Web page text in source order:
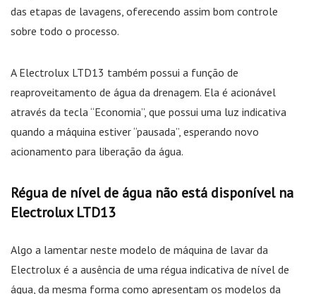
das etapas de lavagens, oferecendo assim bom controle
sobre todo o processo.
A Electrolux LTD13 também possui a função de
reaproveitamento de água da drenagem. Ela é acionável
através da tecla “Economia”, que possui uma luz indicativa
quando a máquina estiver “pausada”, esperando novo
acionamento para liberação da água.
Régua de nível de água não está disponível na
Electrolux LTD13
Algo a lamentar neste modelo de máquina de lavar da
Electrolux é a ausência de uma régua indicativa de nível de
água, da mesma forma como apresentam os modelos da